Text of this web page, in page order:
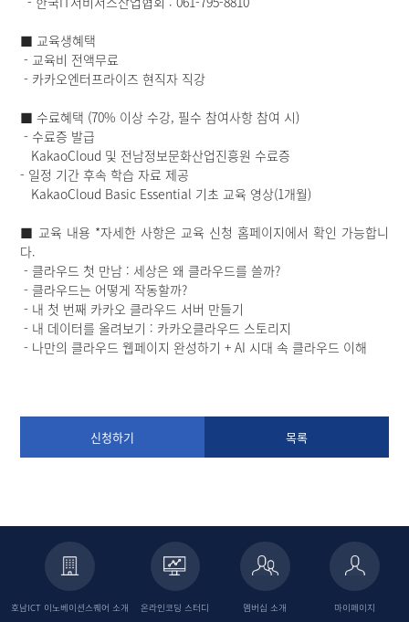
■ 교육생혜택
- 교육비 전액무료
- 카카오엔터프라이즈 현직자 직강
■ 수료혜택 (70% 이상 수강, 필수 참여사항 참여 시)
- 수료증 발급
KakaoCloud 및 전남정보문화산업진흥원 수료증
- 일정 기간 후속 학습 자료 제공
KakaoCloud Basic Essential 기초 교육 영상(1개월)
■ 교육 내용 *자세한 사항은 교육 신청 홈페이지에서 확인 가능합니
다.
- 클라우드 첫 만남 : 세상은 왜 클라우드를 쓸까?
- 클라우드는 어떻게 작동할까?
- 내 첫 번째 카카오 클라우드 서버 만들기
- 내 데이터를 올려보기 : 카카오클라우드 스토리지
- 나만의 클라우드 웹페이지 완성하기 + AI 시대 속 클라우드 이해
신청하기 목록
호남ICT 이노베이션스퀘어소개 온라인코딩스터디 멤버십 소개 마이페이지